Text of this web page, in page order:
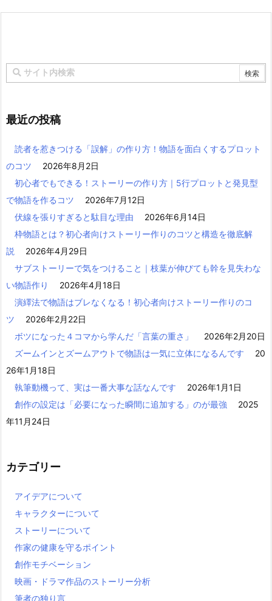
最近の投稿
読者を惹きつける「誤解」の作り方！物語を面白くするプロット
のコツ
2026年8月2日
初心者でもできる！ストーリーの作り方｜5行プロットと発見型
で物語を作るコツ
2026年7月12日
伏線を張りすぎると駄目な理由
2026年6月14日
枠物語とは？初心者向けストーリー作りのコツと構造を徹底解
説
2026年4月29日
サブストーリーで気をつけること｜枝葉が伸びても幹を見失わな
い物語作り
2026年4月18日
演繹法で物語はブレなくなる！初心者向けストーリー作りのコ
ツ
2026年2月22日
ボツになった４コマから学んだ「言葉の重さ」
2026年2月20日
ズームインとズームアウトで物語は一気に立体になるんです
20
26年1月18日
執筆動機って、実は一番大事な話なんです
2026年1月1日
創作の設定は「必要になった瞬間に追加する」のが最強
2025
年11月24日
カテゴリー
アイデアについて
キャラクターについて
ストーリーについて
作家の健康を守るポイント
創作モチベーション
映画・ドラマ作品のストーリー分析
筆者の独り言